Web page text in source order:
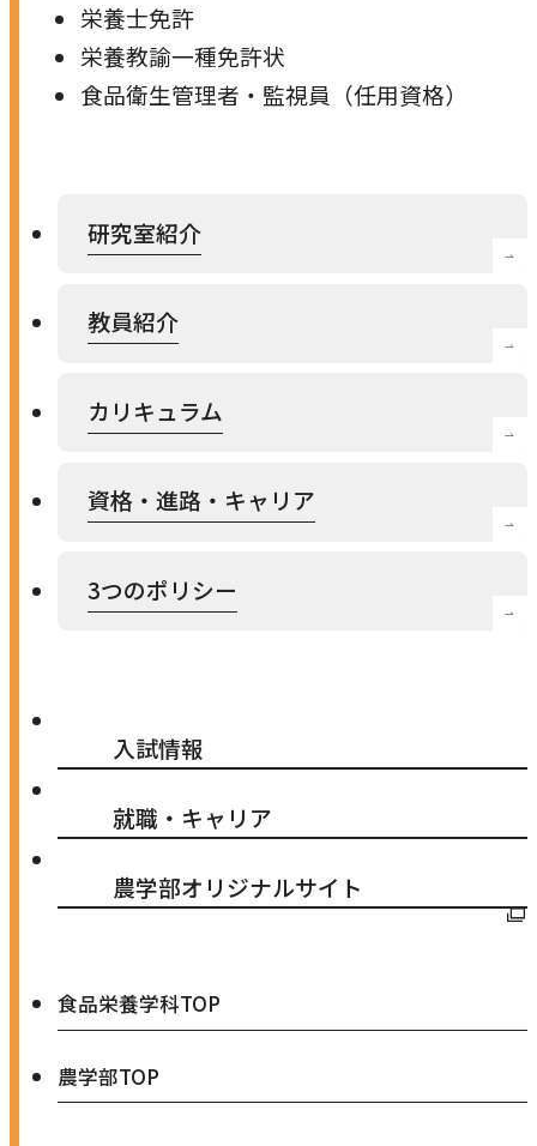
栄養士免許
栄養教諭一種免許状
食品衛生管理者・監視員（任用資格）
研究室紹介
教員紹介
カリキュラム
資格・進路・キャリア
3つのポリシー
入試情報
就職・キャリア
イ
ト
を
農学部オリジナルサイト
食品栄養学科TOP
農学部TOP